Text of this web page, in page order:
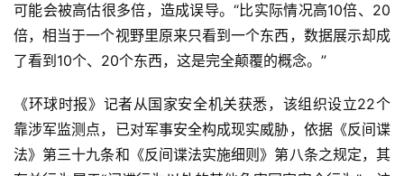
可能会被高估很多倍，造成误导。“比实际情况高10倍、20
倍，相当于一个视野里原来只看到一个东西，数据展示却成
了看到10个、20个东西，这是完全颠覆的概念。”
《环球时报》记者从国家安全机关获悉，该组织设立22个
靠涉军监测点，已对军事安全构成现实威胁，依据《反间谍
法》第三十九条和《反间谍法实施细则》第八条之规定，其